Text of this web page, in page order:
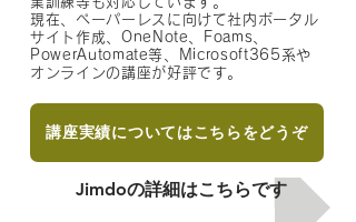
現在、ペーパーレスに向けて社内ポータル
サイト作成、OneNote、Foams、
PowerAutomate等、Microsoft365系や
オンラインの講座が好評です。
講座実績についてはこちらをどうぞ
Jimdoの詳細はこちらです